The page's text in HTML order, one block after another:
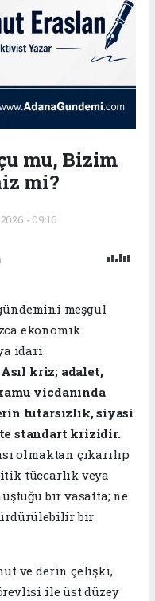
mu, Bizim
mi?
- 09:16
meşgul
ekonomik
idari
Asıl kriz; adalet,
vicdanında
tutarsızlık, siyasi
standart krizidir.
olmaktan çıkarılıp
tüccarlık veya
bir vasatta; ne
bir
ve derin çelişki,
ile üst düzey